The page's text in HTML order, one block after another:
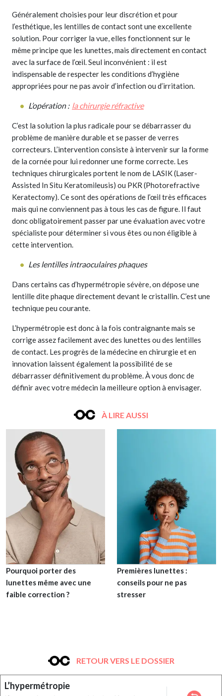
Généralement choisies pour leur discrétion et pour
l’esthétique, les lentilles de contact sont une excellente
solution. Pour corriger la vue, elles fonctionnent sur le
même principe que les lunettes, mais directement en contact
avec la surface de l’œil. Seul inconvénient : il est
indispensable de respecter les conditions d’hygiène
appropriées pour ne pas avoir d’infection ou d’irritation.
L’opération : la chirurgie réfractive
C’est la solution la plus radicale pour se débarrasser du
problème de manière durable et se passer de verres
correcteurs. L’intervention consiste à intervenir sur la forme
de la cornée pour lui redonner une forme correcte. Les
techniques chirurgicales portent le nom de LASIK (Laser-
Assisted In Situ Keratomileusis) ou PKR (Photorefractive
Keratectomy). Ce sont des opérations de l’œil très efficaces
mais qui ne conviennent pas à tous les cas de figure. Il faut
donc obligatoirement passer par une évaluation avec votre
spécialiste pour déterminer si vous êtes ou non éligibleà
cette intervention.
Les lentilles intraoculaires phaques
Dans certains cas d’hypermétropie sévère, on dépose une
lentille dite phaque directement devant le cristallin. C’est une
technique peu courante.
L’hypermétropie est donc à la fois contraignante mais se
corrige assez facilement avec des lunettes ou des lentilles
de contact. Les progrès de la médecine en chirurgie et en
innovation laissent également la possibilité de se
débarrasser définitivement du problème. À vous donc de
définir avec votre médecin la meilleure option à envisager.
À LIRE AUSSI
Pourquoi porter des
lunettes même avec une
faible correction ?
Premières lunettes :
conseils pour ne pas
stresser
RETOUR VERS LE DOSSIER
L’hypermétropie